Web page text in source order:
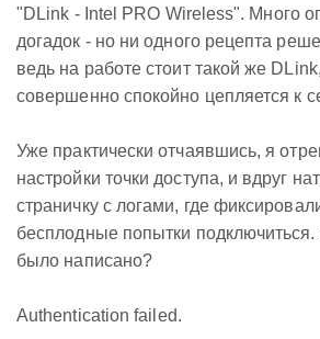
"DLink - Intel PRO Wireless". Много
догадок - но ни одного рецепта
ведь на работе стоит такой же
совершенно спокойно цепляется к
Уже практически отчаявшись, я
настройки точки доступа, и вдруг
страничку с логами, где
бесплодные попытки подключиться.
было написано?
Authentication failed.